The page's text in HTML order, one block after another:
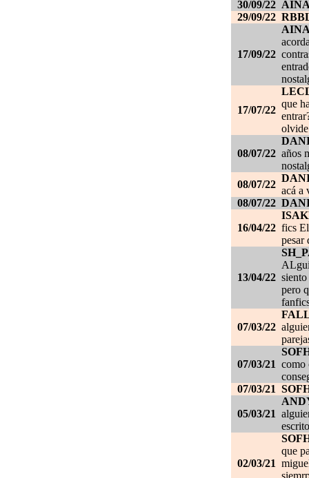
30/09/22
29/09/22
17/09/22
17/07/22
que
08/07/22 años
08/07/22
acá a
08/07/22
16/04/22 fics
pesar
13/04/22
pero
07/03/22
07/03/21 como
07/03/21
05/03/21
02/03/21
que